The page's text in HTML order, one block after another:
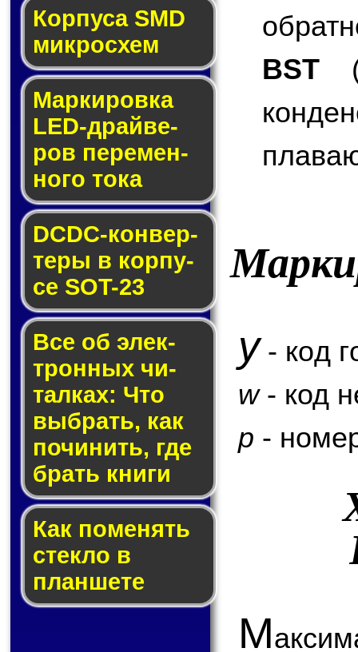
Корпуса SMD
мик­ро­схем
Маркировка
LED-драй­ве­
ров пе­ре­мен­
но­го то­ка
DCDC-кон­вер­
те­ры в кор­пу­
се SOT-23
Все об элек­
трон­ных чи­
тал­ках: Что
выб­рать, как
по­чи­нить, где
брать кни­ги
Как по­ме­нять
стек­ло в
планшете
BST
y- код
w- код
p -
М